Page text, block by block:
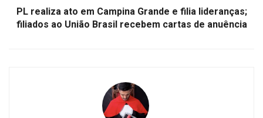
PL realiza ato em Campina Grande e filia lideranças;
filiados ao União Brasil recebem cartas de anuência